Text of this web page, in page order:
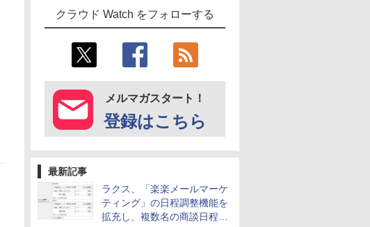
クラウド Watch をフォローする
メルマガスタート！
登録はこちら
最新記事
ラクス、「楽楽メールマーケ
ティング」の日程調整機能を
拡充し、複数名の商談日程調